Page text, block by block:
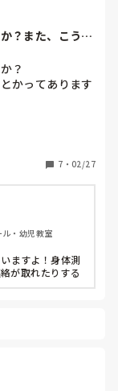
？また、こうい
？
かってあります
7 ・ 02/27
・幼児教室
ますよ！身体測
が取れたりする